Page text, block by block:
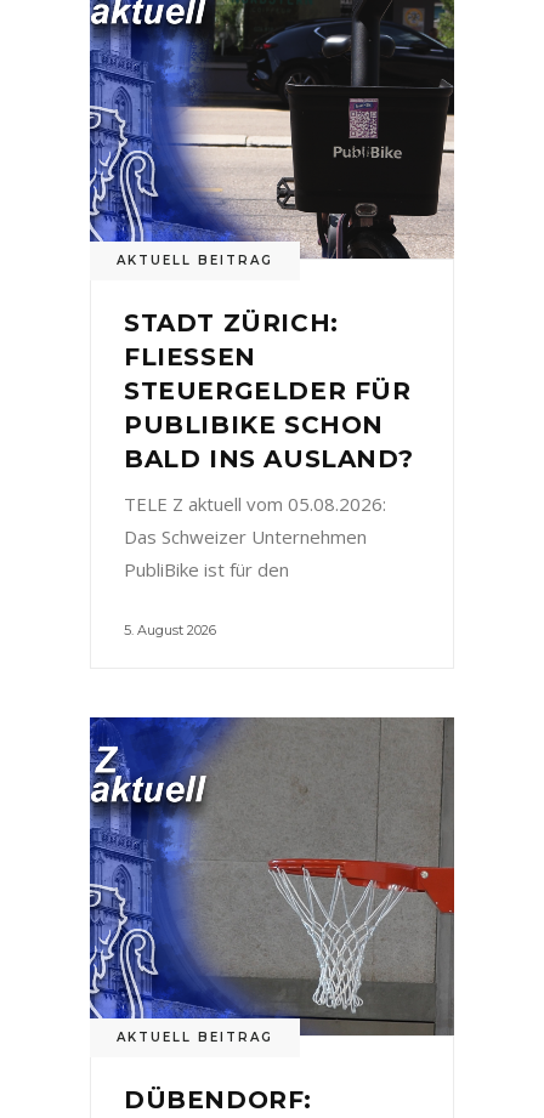
AKTUELL BEITRAG
STADT ZÜRICH:
FLIESSEN
STEUERGELDER FÜR
PUBLIBIKE SCHON
BALD INS AUSLAND?
TELE Z aktuell vom 05.08.2026:
Das Schweizer Unternehmen
PubliBike ist für den
5. August 2026
AKTUELL BEITRAG
DÜBENDORF: